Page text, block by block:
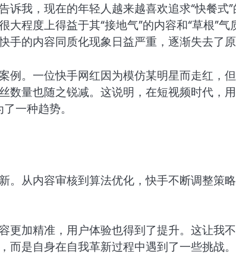
我，现在的年轻人越来越喜欢追求“快餐式”
程度上得益于其“接地气”的内容和“草根”气
的内容同质化现象日益严重，逐渐失去了原
例。一位快手网红因为模仿某明星而走红，
数量也随之锐减。这说明，在短视频时代，
一种趋势。
。从内容审核到算法优化，快手不断调整策
更加精准，用户体验也得到了提升。这让我
是自身在自我革新过程中遇到了一些挑战。